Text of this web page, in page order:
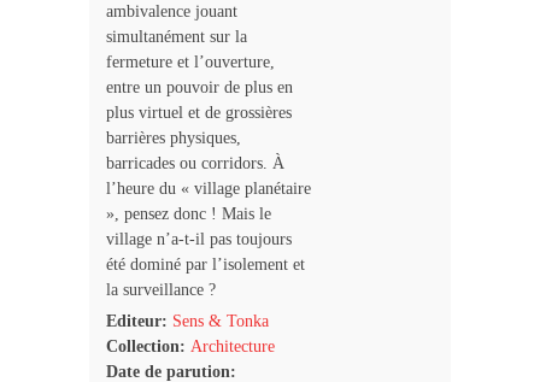
ambivalence jouant
simultanément sur la
fermeture et l’ouverture,
entre un pouvoir de plus en
plus virtuel et de grossières
barrières physiques,
barricades ou corridors. À
l’heure du « village planétaire
», pensez donc ! Mais le
village n’a-t-il pas toujours
été dominé par l’isolement et
la surveillance ?
Editeur: Sens & Tonka
Collection: Architecture
Date de parution: